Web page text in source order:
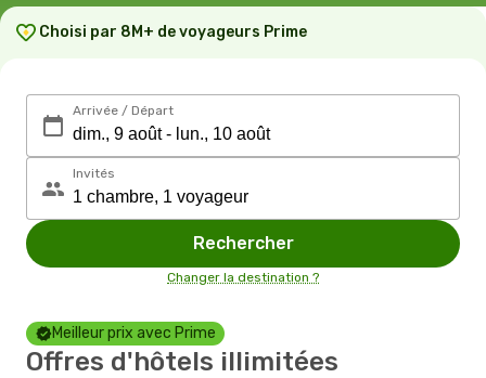
Choisi par 8M+ de voyageurs Prime
Arrivée / Départ
Invités
Rechercher
Changer la destination ?
Meilleur prix avec Prime
Offres d'hôtels illimitées